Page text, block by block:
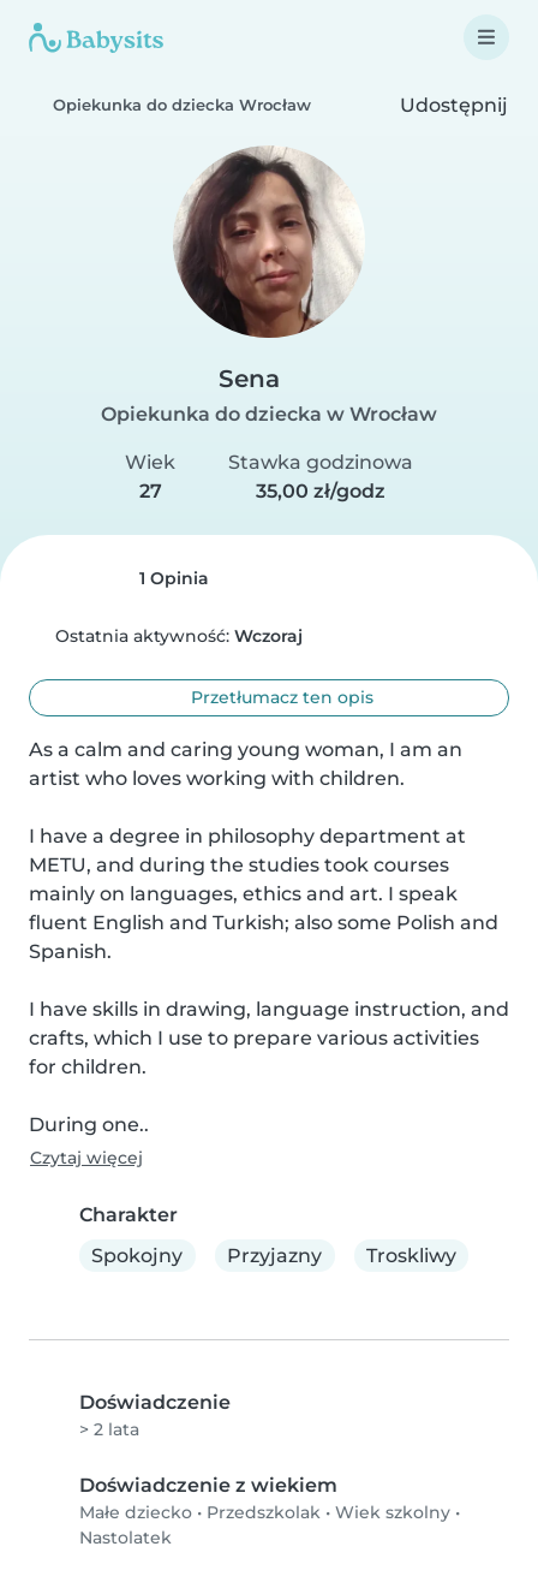
Opiekunka do dziecka Wrocław Udostępnij
Sena
Opiekunka do dziecka w Wrocław
Wiek
27
Stawka godzinowa
35,00 zł/godz
1 Opinia
Ostatnia aktywność: Wczoraj
Przetłumacz ten opis
As a calm and caring young woman, I am an
artist who loves working with children.
I have a degree in philosophy department at
METU, and during the studies took courses
mainly on languages, ethics and art. I speak
fluent English and Turkish; also some Polish and
Spanish.
I have skills in drawing, language instruction, and
crafts, which I use to prepare various activities
for children.
During one..
Czytaj więcej
Charakter
Spokojny
Przyjazny Troskliwy
Doświadczenie
> 2 lata
Doświadczenie z wiekiem
Małe dziecko • Przedszkolak • Wiek szkolny •
Nastolatek